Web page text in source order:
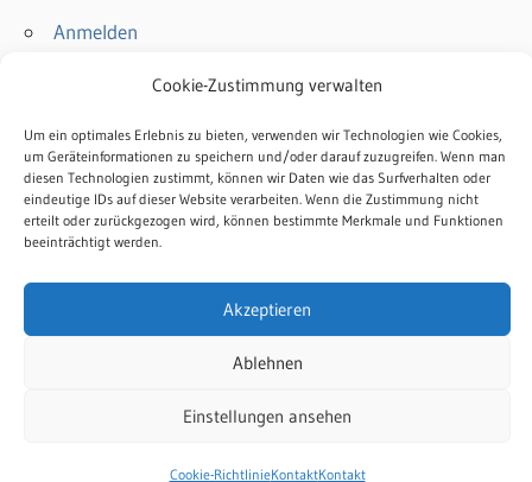
Cookie-Zustimmung verwalten
Um ein optimales Erlebnis zu bieten, verwenden wir Technologien wie Cookies,
um Geräteinformationen zu speichern und/oder darauf zuzugreifen. Wenn man
diesen Technologien zustimmt, können wir Daten wie das Surfverhalten oder
eindeutige IDs auf dieser Website verarbeiten. Wenn die Zustimmung nicht
erteilt oder zurückgezogen wird, können bestimmte Merkmale und Funktionen
beeinträchtigt werden.
Akzeptieren
Ablehnen
Einstellungen ansehen
Cookie-RichtlinieKontaktKontakt
Anmelden
Kommentar-Feed
WordPress.org
Kontakt
Impressum
WordPress-Theme: Wellington von ThemeZee.